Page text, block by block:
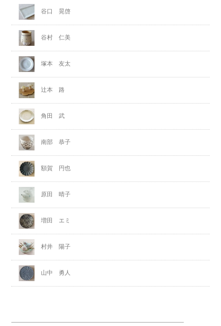
谷口 晃啓
谷村 仁美
塚本 友太
辻本 路
角田 武
南部 恭子
額賀 円也
原田 晴子
増田 エミ
村井 陽子
山中 勇人